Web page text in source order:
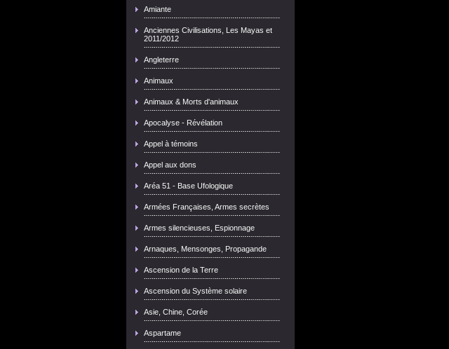
Amiante
Anciennes Civilisations, Les Mayas et
2011/2012
Angleterre
Animaux
Animaux & Morts d'animaux
Apocalyse - Révélation
Appel à témoins
Appel aux dons
Aréa 51 - Base Ufologique
Armées Françaises, Armes secrètes
Armes silencieuses, Espionnage
Arnaques, Mensonges, Propagande
Ascension de la Terre
Ascension du Système solaire
Asie, Chine, Corée
Aspartame